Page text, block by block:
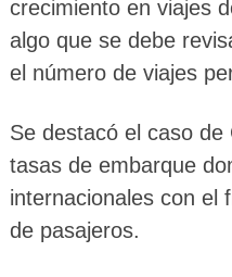
crecimiento en viajes
algo que se debe
el número de viajes
Se destacó el caso
tasas de embarque
internacionales con el
de pasajeros.